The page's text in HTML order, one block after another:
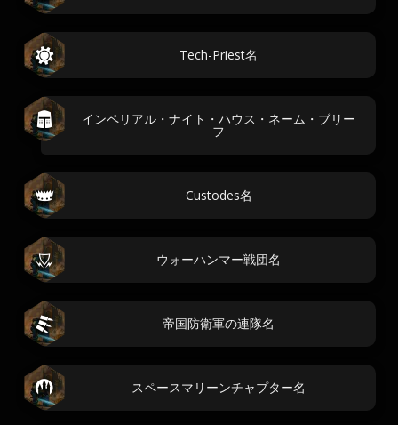
Tech-Priest名
インペリアル・ナイト・ハウス・ネーム・ブリー
フ
Custodes名
ウォーハンマー戦団名
帝国防衛軍の連隊名
スペースマリーンチャプター名